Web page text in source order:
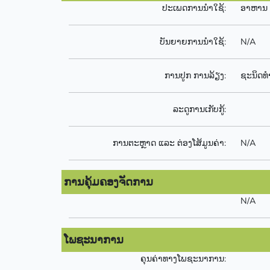
ປະເພດການນຳໃຊ້: ອາຫານ
ບັນຍາຍການນຳໃຊ້: N/A
ການປູກ ການລ້ຽງ: ຊະນິດ
ລະດູການເກັບກູ້:
ການຕະຫຼາດ ແລະ ຕ່ອງໂສ້ມູນຄ່າ: N/A
ການຄຸ້ມຄອງຈັດການ
N/A
ໂພຊະນາການ
ຄຸນຄ່າທາງໂພຊະນາການ: